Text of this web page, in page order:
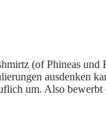
(of Phineas und
ausdenken
um. Also